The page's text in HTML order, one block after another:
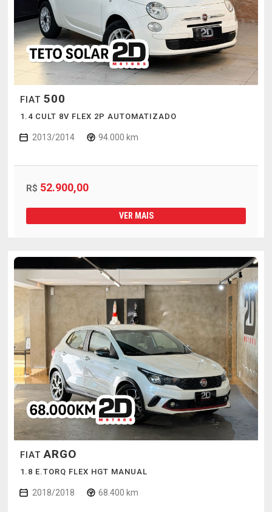
FIAT 500
1.4 CULT 8V FLEX 2P AUTOMATIZADO
2013/2014 94.000 km
R$ 52.900,00
VER MAIS
FIAT ARGO
1.8 E.TORQ FLEX HGT MANUAL
2018/2018 68.400 km